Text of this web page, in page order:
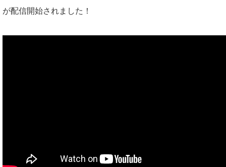
が配信開始されました！